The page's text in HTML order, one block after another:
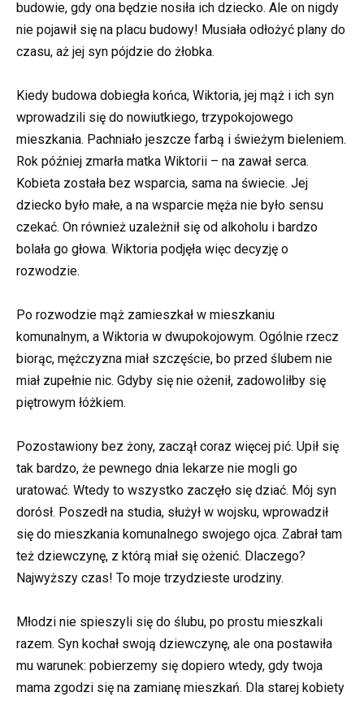
budowie, gdy ona będzie nosiła ich dziecko. Ale on nigdy
nie pojawił się na placu budowy! Musiała odłożyć plany do
czasu, aż jej syn pójdzie do żłobka.
Kiedy budowa dobiegła końca, Wiktoria, jej mąż i ich syn
wprowadzili się do nowiutkiego, trzypokojowego
mieszkania. Pachniało jeszcze farbą i świeżym bieleniem.
Rok później zmarła matka Wiktorii – na zawał serca.
Kobieta została bez wsparcia, sama na świecie. Jej
dziecko było małe, a na wsparcie męża nie było sensu
czekać. On również uzależnił się od alkoholu i bardzo
bolała go głowa. Wiktoria podjęła więc decyzję o
rozwodzie.
Po rozwodzie mąż zamieszkał w mieszkaniu
komunalnym, a Wiktoria w dwupokojowym. Ogólnie rzecz
biorąc, mężczyzna miał szczęście, bo przed ślubem nie
miał zupełnie nic. Gdyby się nie ożenił, zadowoliłby się
piętrowym łóżkiem.
Pozostawiony bez żony, zaczął coraz więcej pić. Upił się
tak bardzo, że pewnego dnia lekarze nie mogli go
uratować. Wtedy to wszystko zaczęło się dziać. Mój syn
dorósł. Poszedł na studia, służył w wojsku, wprowadził
się do mieszkania komunalnego swojego ojca. Zabrał tam
też dziewczynę, z którą miał się ożenić. Dlaczego?
Najwyższy czas! To moje trzydzieste urodziny.
Młodzi nie spieszyli się do ślubu, po prostu mieszkali
razem. Syn kochał swoją dziewczynę, ale ona postawiła
mu warunek: pobierzemy się dopiero wtedy, gdy twoja
mama zgodzi się na zamianę mieszkań. Dla starej kobiety